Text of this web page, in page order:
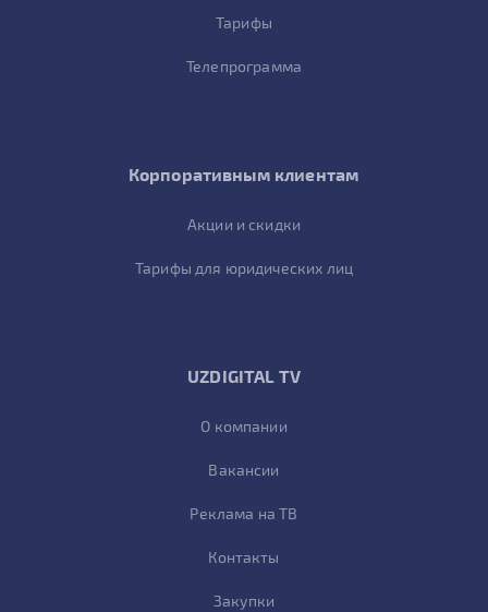
Тарифы
Телепрограмма
Корпоративным клиентам
Акции и скидки
Тарифы для юридических лиц
UZDIGITAL TV
О компании
Вакансии
Реклама на ТВ
Контакты
Закупки